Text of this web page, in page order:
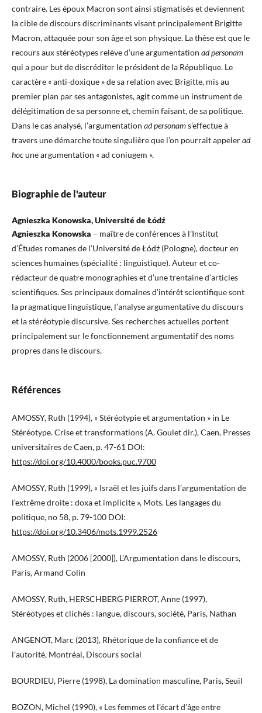
contraire. Les époux Macron sont ainsi stigmatisés et deviennent
la cible de discours discriminants visant principalement Brigitte
Macron, attaquée pour son âge et son physique. La thèse est que le
recours aux stéréotypes relève d’une argumentation ad personam
qui a pour but de discréditer le président de la République. Le
caractère « anti-doxique » de sa relation avec Brigitte, mis au
premier plan par ses antagonistes, agit comme un instrument de
délégitimation de sa personne et, chemin faisant, de sa politique.
Dans le cas analysé, l’argumentation ad personams’effectue à
travers une démarche toute singulière que l’on pourrait appelerad
hocune argumentation « ad coniugem ».
Biographie de l'auteur
Agnieszka Konowska, Université de Łódź
Agnieszka Konowska – maître de conférences à l’Institut
d’Études romanes de l’Université de Łódź (Pologne), docteur en
sciences humaines (spécialité : linguistique). Auteur et co-
rédacteur de quatre monographies et d’une trentaine d’articles
scientifiques. Ses principaux domaines d’intérêt scientifique sont
la pragmatique linguistique, l’analyse argumentative du discours
et la stéréotypie discursive. Ses recherches actuelles portent
principalement sur le fonctionnement argumentatif des noms
propres dans le discours.
Références
AMOSSY, Ruth (1994), « Stéréotypie et argumentation » in Le
Stéréotype. Crise et transformations (A. Goulet dir.), Caen, Presses
universitaires de Caen, p. 47-61 DOI:
https://doi.org/10.4000/books.puc.9700
AMOSSY, Ruth (1999), « Israël et les juifs dans l’argumentation de
l’extrême droite : doxa et implicite », Mots. Les langages du
politique, no 58, p. 79-100 DOI:
https://doi.org/10.3406/mots.1999.2526
AMOSSY, Ruth (2006 [2000]), L’Argumentation dans le discours,
Paris, Armand Colin
AMOSSY, Ruth, HERSCHBERG PIERROT, Anne (1997),
Stéréotypes et clichés : langue, discours, société, Paris, Nathan
ANGENOT, Marc (2013), Rhétorique de la confiance et de
l’autorité, Montréal, Discours social
BOURDIEU, Pierre (1998), La domination masculine, Paris, Seuil
BOZON, Michel (1990), « Les femmes et l’écart d’âge entre